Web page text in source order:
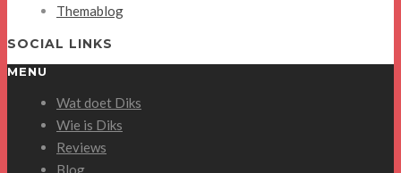
Themablog
SOCIAL LINKS
MENU
Wat doet Diks
Wie is Diks
Reviews
Blog